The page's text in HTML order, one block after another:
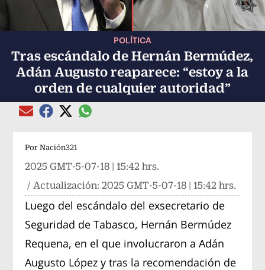
POLÍTICA
Tras escándalo de Hernán Bermúdez,
Adán Augusto reaparece: “estoy a la
orden de cualquier autoridad”
Compartir el artículo actual mediante Email
Compartir el artículo actual mediante Facebook
Compartir el artículo actual mediante Twitter
Compartir el artículo actual mediante
Por Nación321
2025 GMT-5-07-18 | 15:42 hrs.
/ Actualización:2025 GMT-5-07-18 | 15:42 hrs.
Luego del escándalo del exsecretario de
Seguridad de Tabasco, Hernán Bermúdez
Requena, en el que involucraron a Adán
Augusto López y tras la recomendación de